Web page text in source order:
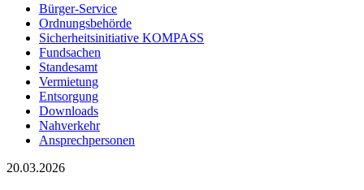
Bürger-Service
Ordnungsbehörde
Sicherheitsinitiative KOMPASS
Fundsachen
Standesamt
Vermietung
Entsorgung
Downloads
Nahverkehr
Ansprechpersonen
20.03.2026